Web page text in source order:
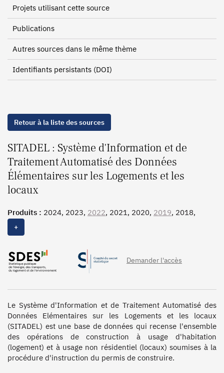
Projets utilisant cette source
Publications
Autres sources dans le même thème
Identifiants persistants (DOI)
Retour à la liste des sources
SITADEL : Système d'Information et de
Traitement Automatisé des Données
Élémentaires sur les Logements et les
locaux
Produits : 2024, 2023, 2022, 2021, 2020, 2019, 2018,
2017, 2016, 2015, 2014, 2013, 2012, 2011, 2010, 2009,
2008, 2007, 2006, 2005, 2004, 2003, 2002, 2001, 2000,
1990, 1989, 1988, 1987, 1986, 1985, 1984, 1983, 1982,
1981, 1980, 1979, 1978, 1977, 1976, 1975, 1974, 1973,
1972
+
Demander l'accès
Le Système d'Information et de Traitement Automatisé des
Données Elémentaires sur les Logements et les locaux
(SITADEL) est une base de données qui recense l'ensemble
des opérations de construction à usage d'habitation
(logement) et à usage non résidentiel (locaux) soumises à la
procédure d'instruction du permis de construire.